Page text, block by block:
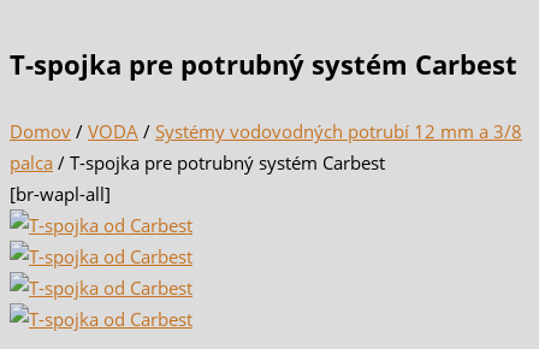
T-spojka pre potrubný systém Carbest
Domov / VODA / Systémy vodovodných potrubí 12 mm a 3/8
palca / T-spojka pre potrubný systém Carbest
[br-wapl-all]